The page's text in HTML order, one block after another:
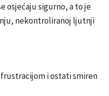
osjećaju sigurno, a to je
nekontroliranoj ljutnji
i ostati smiren